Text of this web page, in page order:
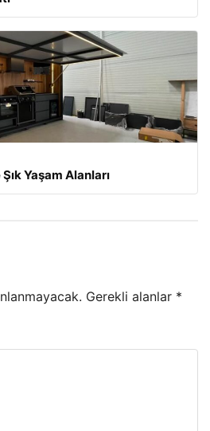
Yaşam Alanları
Gerekli alanlar *